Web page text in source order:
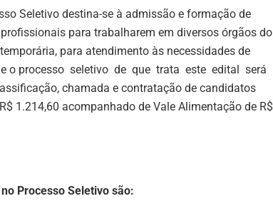
Seletivo destina-se à admissão e formação de
para trabalharem em diversos órgãos do
para atendimento às necessidades de
o processo seletivo de que trata este edital será
chamada e contratação de candidatos
1.214,60 acompanhado de Vale Alimentação de R$
Processo Seletivo são: